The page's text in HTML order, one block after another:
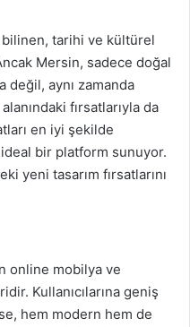
tarihi ve kültürel
Mersin, sadece doğal
değil, aynı zamanda
fırsatlarıyla da
en iyi şekilde
bir platform sunuyor.
yeni tasarım fırsatlarını
online mobilya ve
Kullanıcılarına geniş
hem modern hem de